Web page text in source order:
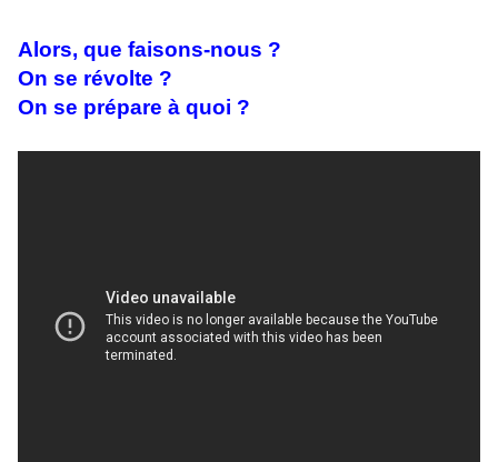
Alors, que faisons-nous ?
On se révolte ?
On se prépare à quoi ?